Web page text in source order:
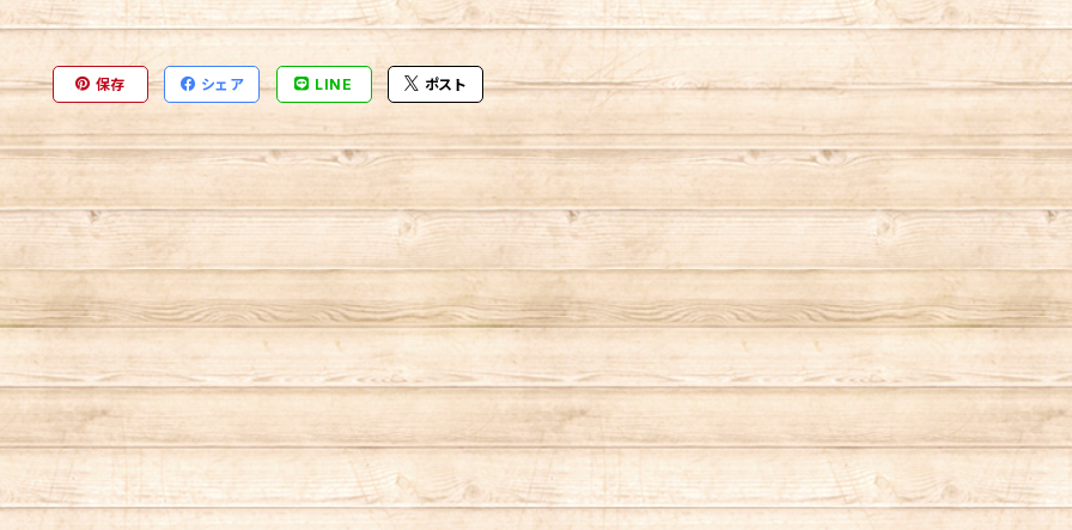
保存 シェア LINE ポスト